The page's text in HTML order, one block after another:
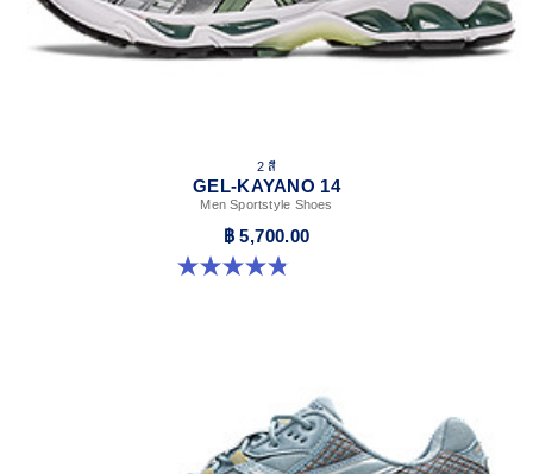
2 สี
GEL-KAYANO 14
Men Sportstyle Shoes
฿ 5,700.00
4.9 จาก 5 ดาว 1161 รีวิว